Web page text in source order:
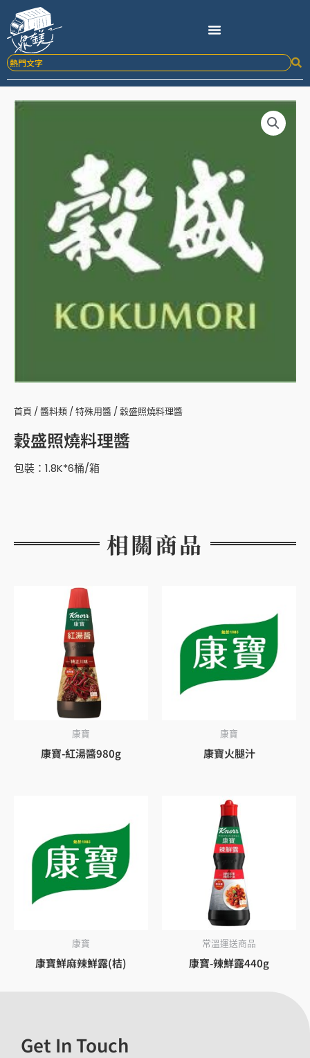
要
內
首頁 /醬料類 /特殊用醬 / 穀盛照燒料理醬
穀盛照燒料理醬
包裝：1.8K*6桶/箱
相關商品
康寶
康寶-紅湯醬980g
康寶
康寶火腿汁
康寶
康寶鮮麻辣鮮露(桔)
常溫運送商品
康寶-辣鮮露440g
Get In Touch